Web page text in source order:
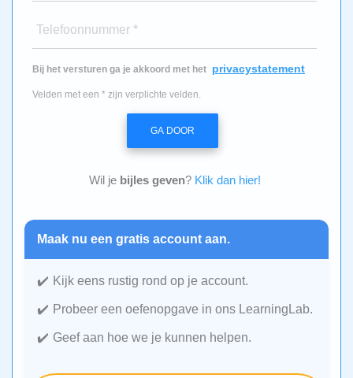
Telefoonnummer *
Bij het versturen ga je akkoord met het privacystatement
Velden met een * zijn verplichte velden.
GA DOOR
Wil je bijles geven? Klik dan hier!
Maak nu een gratis account aan.
Kijk eens rustig rond op je account.
Probeer een oefenopgave in ons LearningLab.
Geef aan hoe we je kunnen helpen.